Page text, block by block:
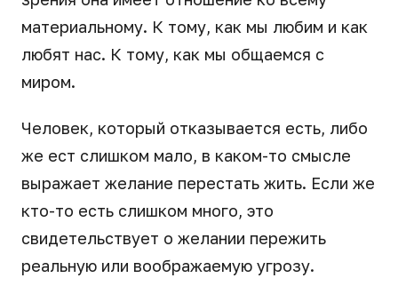
материальному. К тому, как мы любим и как
любят нас. К тому, как мы общаемся с
миром.
Человек, который отказывается есть, либо
же ест слишком мало, в каком-то смысле
выражает желание перестать жить. Если же
кто-то есть слишком много, это
свидетельствует о желании пережить
реальную или воображаемую угрозу.